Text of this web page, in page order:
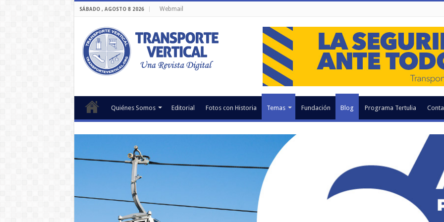
SÁBADO , AGOSTO 8 2026 Webmail
Quiénes Somos Editorial Fotos con Historia Temas Fundación Blog Programa Tertulia